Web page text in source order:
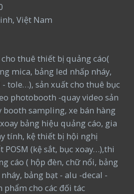
Việt Nam
thuê thiết bị quảng cáo(
mica, bảng led nhấp nháy,
tole…), sản xuất cho thuê bục
photobooth -quay video sản
booth sampling, xe bán hàng
bảng hiệu quảng cáo, gia
tính, kệ thiết bị hội nghị
(kệ sắt, bục xoay…),thi
cáo ( hộp đèn, chữ nổi, bảng
bảng bạt - alu -decal -
cho các đối tác